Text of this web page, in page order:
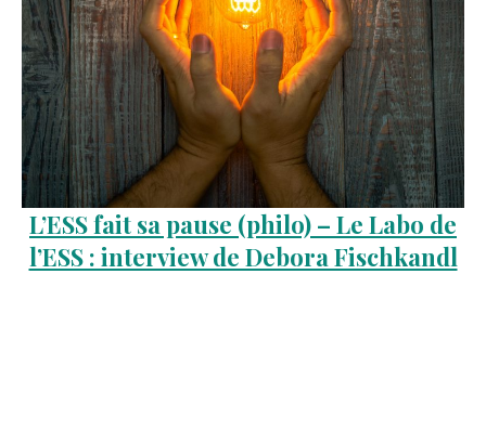
L’ESS fait sa pause (philo) – Le Labo de
l’ESS : interview de Debora Fischkandl